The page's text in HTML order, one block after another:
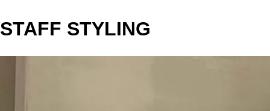
STAFF STYLING